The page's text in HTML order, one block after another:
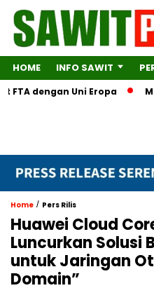
HOME INFO SAWIT
dengan Uni Eropa
Home / Pers Rilis
Huawei Cloud
Luncurkan Solusi
untuk Jaringan
Domain”